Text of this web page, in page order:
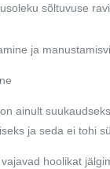
sõltuvuse
ja
ainult suukaudseks
ja seda ei tohi
hoolikat